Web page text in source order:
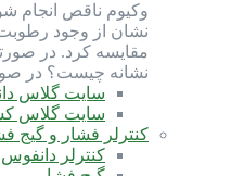
مقایسه کرد. در
نشانه چیست؟ در
سایت گلاس
سایت گلاس
کنترلر فشار و گیج
کنترلر دانفوس